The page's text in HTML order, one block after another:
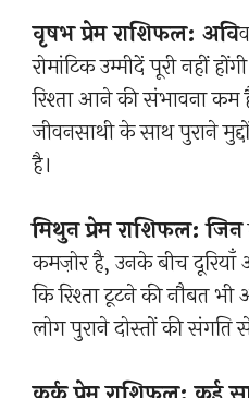
वृषभ प्रेम राशिफल: अवि
रोमांटिक उम्मीदें पूरी नहीं
रिश्ता आने की संभावना कम
जीवनसाथी के साथ पुराने
है।
मिथुन प्रेम राशिफल: जिन
कमज़ोर है, उनके बीच
कि रिश्ता टूटने की नौबत
लोग पुराने दोस्तों की